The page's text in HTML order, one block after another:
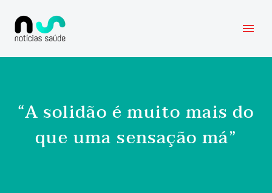
“A solidão é muito mais do
que uma sensação má”